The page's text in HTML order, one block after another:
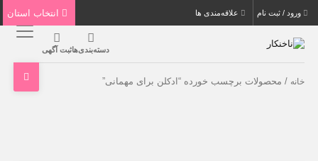
ورود / ثبت نام علاقه‌مندی ها
دسته‌بندی‌هاثبت آگهی
خانه / محصولات برچسب خورده “ادکلن برای مهمانی”